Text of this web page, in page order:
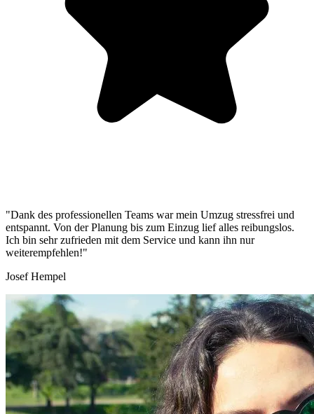
"Dank des professionellen Teams war mein Umzug stressfrei und
entspannt. Von der Planung bis zum Einzug lief alles reibungslos.
Ich bin sehr zufrieden mit dem Service und kann ihn nur
weiterempfehlen!"
Josef Hempel